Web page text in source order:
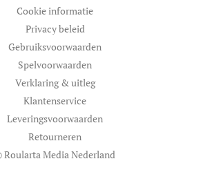
Cookie informatie
Privacy beleid
Gebruiksvoorwaarden
Spelvoorwaarden
Verklaring & uitleg
Klantenservice
Leveringsvoorwaarden
Retourneren
Roularta Media Nederland